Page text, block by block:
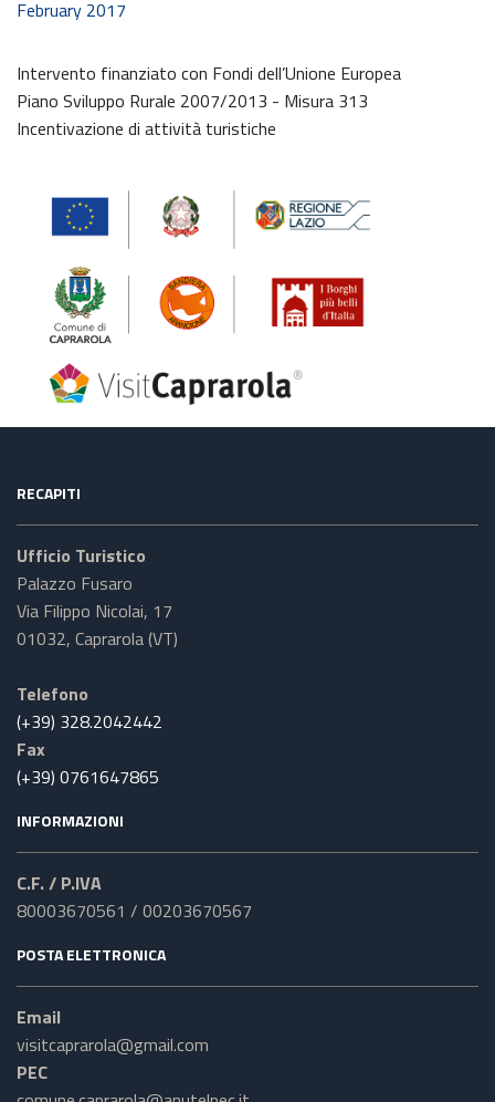
February 2017
Intervento finanziato con Fondi dell’Unione Europea
Piano Sviluppo Rurale 2007/2013 - Misura 313
Incentivazione di attività turistiche
RECAPITI
Ufficio Turistico
Palazzo Fusaro
Via Filippo Nicolai, 17
01032, Caprarola (VT)
Telefono
(+39) 328.2042442
Fax
(+39) 0761647865
INFORMAZIONI
C.F. / P.IVA
80003670561 / 00203670567
POSTA ELETTRONICA
Email
visitcaprarola@gmail.com
PEC